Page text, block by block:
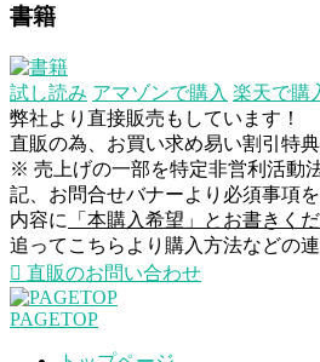
書籍
試し読み アマゾンで購入 楽天で購
弊社より直接販売もしています！
直販の為、お買い求め易い割引特典
※ 売上げの一部を特定非営利活動
記、お問合せバナーより必須事項
内容に
「本購入希望」とお書きくだ
追ってこちらより購入方法などの
直販のお問い合わせ
PAGETOP